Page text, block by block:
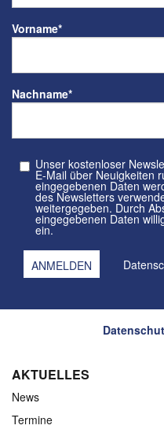
Vorname*
Nachname*
Unser kostenloser Newsletter
E-Mail über Neuigkeiten rund um euren Spielverein. Eure
eingegebenen Daten werden lediglich zur
des Newsletters verwendet und nicht an
weitergegeben. Durch
eingegebenen Daten willigt ihr in die
ein.
AKTUELLES
News
Termine